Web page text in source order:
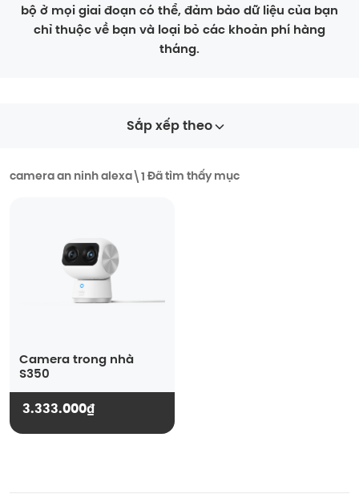
bộ ở mọi giai đoạn có thể, đảm bảo dữ liệu của bạn
chỉ thuộc về bạn và loại bỏ các khoản phí hàng
tháng.
Sắp xếp theo
camera an ninh alexa\1 Đã tìm thấy mục
Camera trong nhà
S350
3.333.000₫